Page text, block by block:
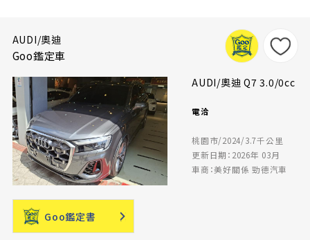
AUDI/奧迪
Goo鑑定車
AUDI/奧迪 Q7 3.0/0cc
電洽
桃園市/2024/3.7千公里
更新日期：2026年 03月
車商：美好關係 勁德汽車
Goo鑑定書